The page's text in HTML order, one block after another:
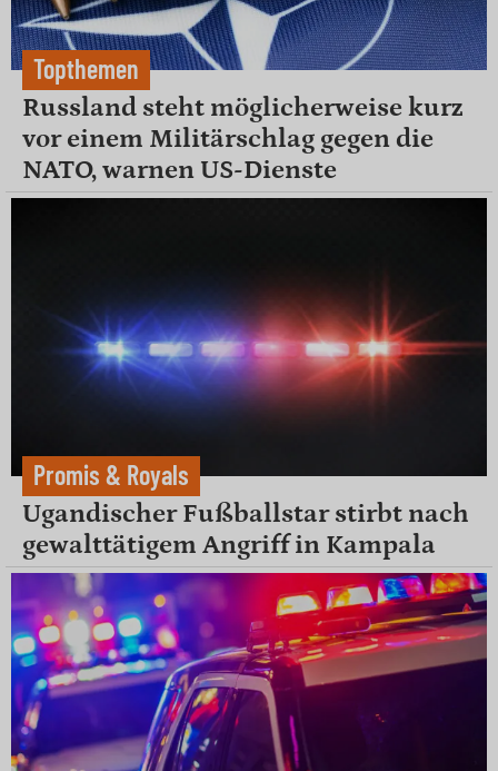
Topthemen
Russland steht möglicherweise kurz
vor einem Militärschlag gegen die
NATO, warnen US-Dienste
Promis & Royals
Ugandischer Fußballstar stirbt nach
gewalttätigem Angriff in Kampala